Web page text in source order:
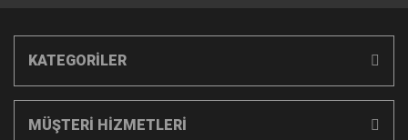
KATEGORİLER
MÜŞTERİ HİZMETLERİ